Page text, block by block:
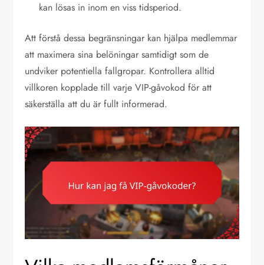
kan lösas in inom en viss tidsperiod.
Att förstå dessa begränsningar kan hjälpa medlemmar
att maximera sina belöningar samtidigt som de
undviker potentiella fallgropar. Kontrollera alltid
villkoren kopplade till varje VIP-gåvokod för att
säkerställa att du är fullt informerad.